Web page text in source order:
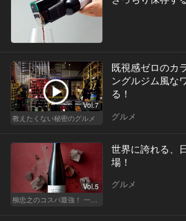
Vol.7
教えたくない秘密のグルメ
既視感ゼロのカ
ングルジム風な
る！
グルメ
Vol.5
柳忠之のコスパ最強！ 一目おかれる、お値打ちワイン
世界に誇れる、
場！
グルメ